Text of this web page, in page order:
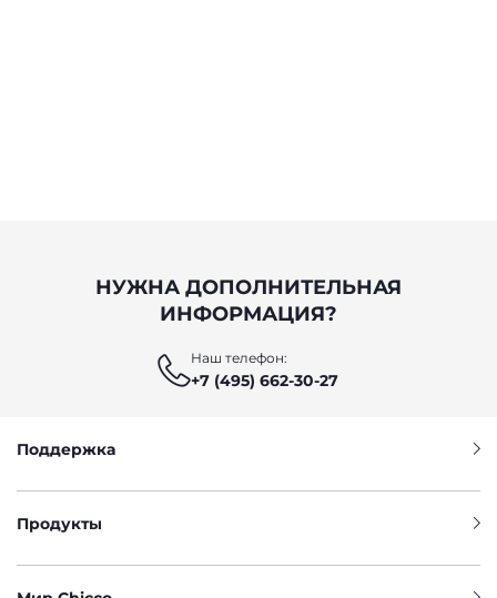
НУЖНА ДОПОЛНИТЕЛЬНАЯ
ИНФОРМАЦИЯ?
Наш телефон:
+7 (495) 662-30-27
Поддержка
Продукты